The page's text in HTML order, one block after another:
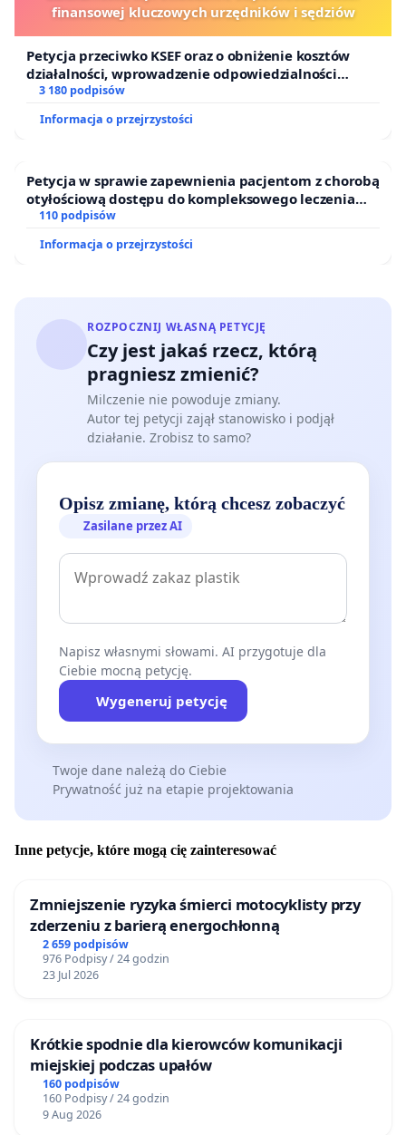
przestrzeń integracji i wychowywania kolejnych
pokoleń. Zwracamy uwagę, że teren ten wciąż tętni
życiem i funkcjonuje jako obszar swobodnego
użytkowania pomimo trwającego od lat
intencjonalnego zaniedbywania go przez służby
Kontekst urbanistyczny i przyrodniczyObszar
zabytkowym kompleksem Kamiennej Śluzy.
Jako mieszkańcy apelujemy do władz
samorządowych – Pani Prezydent Aleksandry
Dulkiewicz i Rady Miasta Gdańska oraz inwestora
prywatnego – o zrozumienie, że historii i
wspomnień związanych z tym miejscem nie da się
zredukować do czysto rekreacyjnej funkcji, którą
Klimat i ekologiaPodjęta przed dekadami decyzja
o przeznaczeniu tej działki pod zabudowę jest w
świetle współczesnych wyzwań archaiczna i
urbanistyczne. Stoi ona w bezpośredniej
sprzeczności z realizowanym przez Miasto Gdańsk
planem adaptacji do zmian klimatu.
Dalsza betonoza i utrata terenów zielonych w
Śródmieściu prowadzi do drastycznego
mieszkańców i wzrostu zjawiska miejskich wysp
ciepła.
OvertourismDecyzja o zabudowie komercyjnej
niosącego negatywne konsekwencje dla lokalnej
infrastruktury i dobrostanu społecznego. Przykłady
europejskich metropolii, takich jak Barcelona,
Lizbona, Wenecja czy Paryż, stanowią wyraźne
dobro mieszkańców. To władze samorządowe są
gospodarzem miejsca i posiadają narzędzia, by
zatrzymać ten proces i chronić ostatnie kluczowe
przestrzenie zielone Dolnego Miasta.
finansowej kluczowych urzędników i sędziów
Petycja przeciwko KSEF oraz o obniżenie kosztów
działalności, wprowadzenie odpowiedzialności
finansowej kluczowych urzędników i sędziów
3 180 podpisów
Informacja o przejrzystości
Petycja w sprawie zapewnienia pacjentom z chorobą
otyłościową dostępu do kompleksowego leczenia
oraz programów profilaktycznych.
110 podpisów
Informacja o przejrzystości
ROZPOCZNIJ WŁASNĄ PETYCJĘ
Czy jest jakaś rzecz, którą
pragniesz zmienić?
Milczenie nie powoduje zmiany.
Autor tej petycji zajął stanowisko i podjął
działanie. Zrobisz to samo?
Opisz zmianę, którą chcesz zobaczyć
Zasilane przez AI
Napisz własnymi słowami. AI przygotuje dla
Ciebie mocną petycję.
Wygeneruj petycję
Twoje dane należą do Ciebie
Prywatność już na etapie projektowania
Inne petycje, które mogą cię zainteresować
Zmniejszenie ryzyka śmierci motocyklisty przy
zderzeniu z barierą energochłonną
2 659 podpisów
976 Podpisy / 24 godzin
23 Jul 2026
Krótkie spodnie dla kierowców komunikacji
miejskiej podczas upałów
160 podpisów
160 Podpisy / 24 godzin
9 Aug 2026